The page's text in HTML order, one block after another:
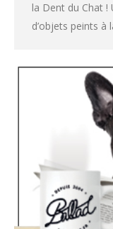
la Dent du Chat
d’objets peints